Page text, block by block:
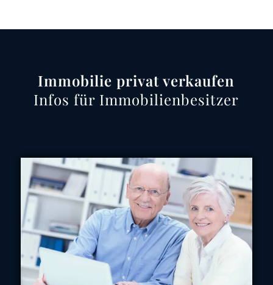
Immobilie privat verkaufen
Infos für Immobilienbesitzer